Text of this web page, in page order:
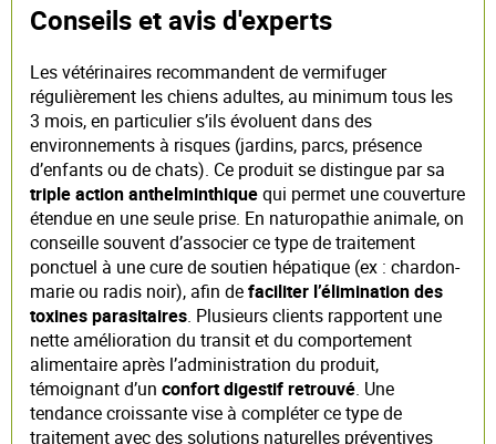
Conseils et avis d'experts
Les vétérinaires recommandent de vermifuger
régulièrement les chiens adultes, au minimum tous les
3 mois, en particulier s’ils évoluent dans des
environnements à risques (jardins, parcs, présence
d’enfants ou de chats). Ce produit se distingue par sa
triple action anthelminthiquequi permet une couverture
étendue en une seule prise. En naturopathie animale, on
conseille souvent d’associer ce type de traitement
ponctuel à une cure de soutien hépatique (ex : chardon-
marie ou radis noir), afin defaciliter l’élimination des
toxines parasitaires. Plusieurs clients rapportent une
nette amélioration du transit et du comportement
alimentaire après l’administration du produit,
témoignant d’un confort digestif retrouvé. Une
tendance croissante vise à compléter ce type de
traitement avec des solutions naturelles préventives